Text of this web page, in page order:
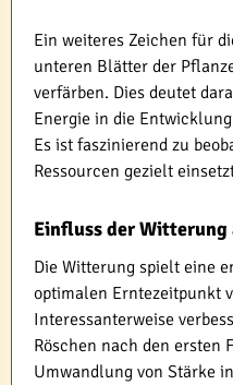
Ein weiteres Zeichen für
unteren Blätter der
verfärben. Dies deutet
Energie in die
Es ist faszinierend zu
Ressourcen gezielt
Einfluss der
Die Witterung spielt eine
optimalen Erntezeitpunkt
Interessanterweise
Röschen nach den ersten
Umwandlung von Stärke